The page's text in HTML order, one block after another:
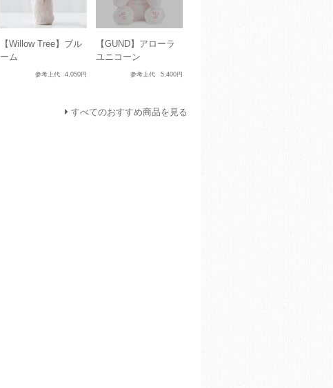
【Willow Tree】ブル
ーム
参考上代 4,050円
【GUND】アローラ
ユニコーン
参考上代 5,400円
すべてのおすすめ商品を見る